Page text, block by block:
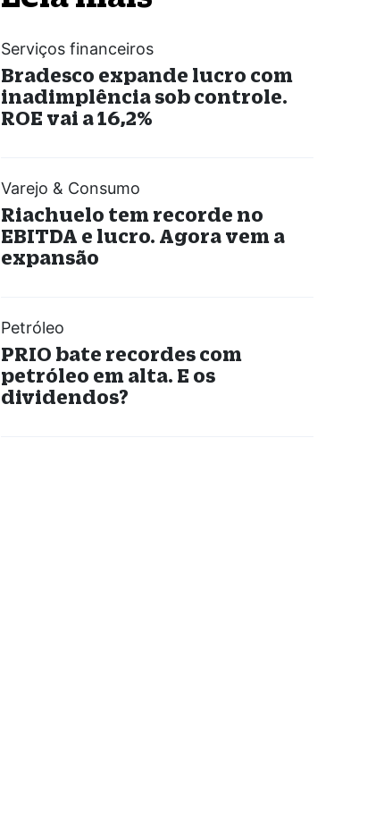
Serviços financeiros
Bradesco expande lucro com
inadimplência sob controle.
ROE vai a 16,2%
Varejo & Consumo
Riachuelo tem recorde no
EBITDA e lucro. Agora vem a
expansão
Petróleo
PRIO bate recordes com
petróleo em alta. E os
dividendos?